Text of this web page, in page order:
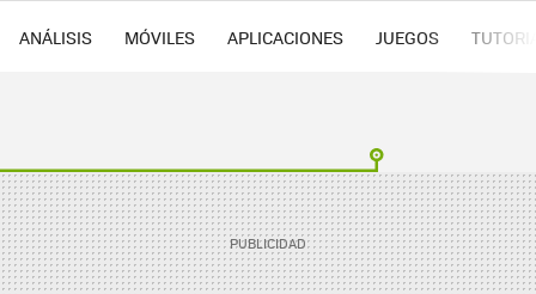
ANÁLISIS MÓVILES APLICACIONES JUEGOS